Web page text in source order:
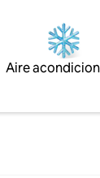
donde los
vida sencilla
y verduras. Para
Aire